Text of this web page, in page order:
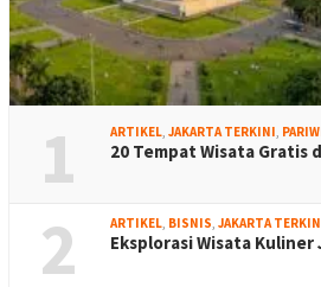
1 ARTIKEL, JAKARTA TERKINI,
20 Tempat Wisata Gratis
2 ARTIKEL, BISNIS, JAKARTA
Eksplorasi Wisata